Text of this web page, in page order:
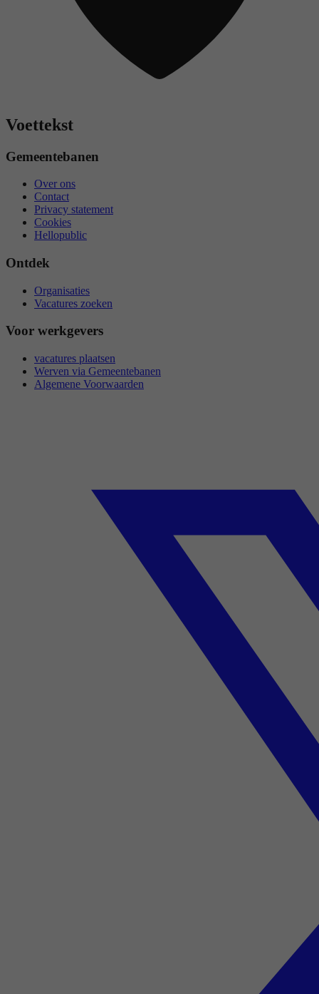
Voettekst
Gemeentebanen
Over ons
Contact
Privacy statement
Cookies
Hellopublic
Ontdek
Organisaties
Vacatures zoeken
Voor werkgevers
vacatures plaatsen
Werven via Gemeentebanen
Algemene Voorwaarden